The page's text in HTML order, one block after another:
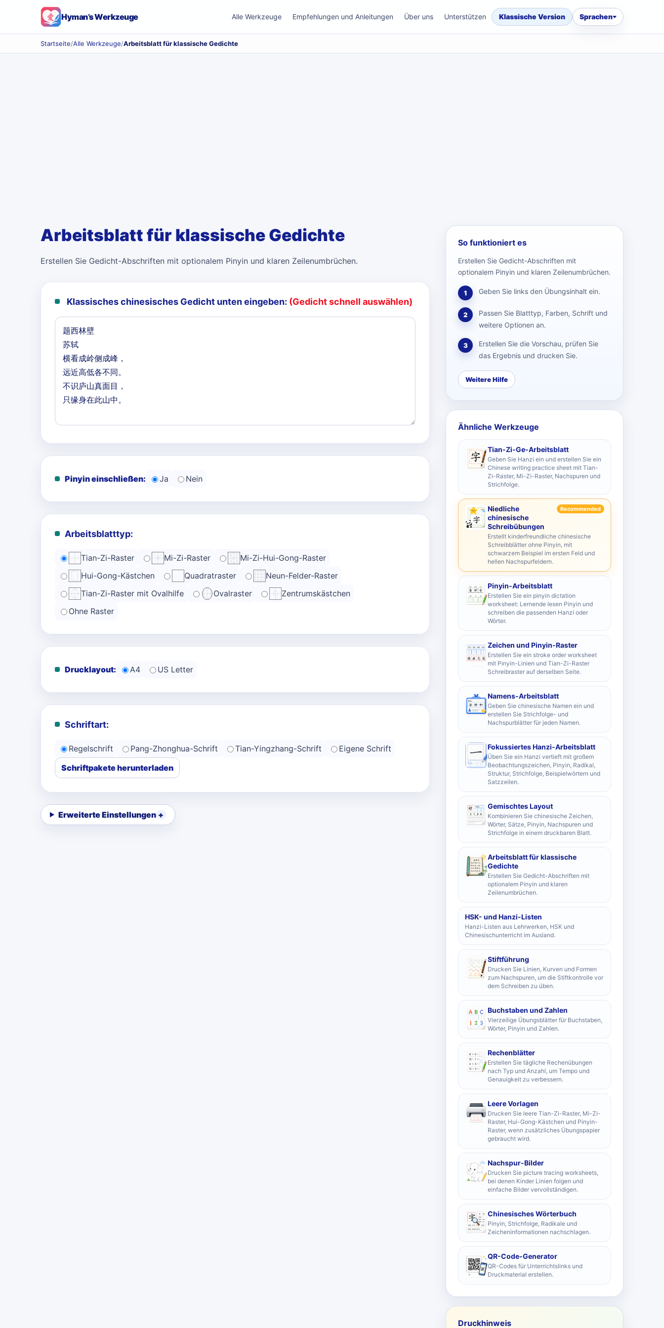
Hyman’s Werkzeuge Alle Werkzeuge Empfehlungen und Anleitungen Über uns Unterstützen Klassische Version Sprachen
Startseite/Alle Werkzeuge/Arbeitsblatt für klassische Gedichte
Arbeitsblatt für klassische Gedichte
Erstellen Sie Gedicht-Abschriften mit optionalem Pinyin und klaren Zeilenumbrüchen.
Klassisches chinesisches Gedicht unten eingeben: (Gedicht schnell auswählen)
Pinyin einschließen: Ja Nein
Arbeitsblatttyp:
Tian-Zi-Raster Mi-Zi-Raster
Mi-Zi-Hui-Gong-Raster
Hui-Gong-Kästchen
Quadratraster
Neun-Felder-Raster
Tian-Zi-Raster mit Ovalhilfe
Ovalraster
Zentrumskästchen
Ohne Raster
Drucklayout: A4 US Letter
Schriftart:
Regelschrift Pang-Zhonghua-Schrift Tian-Yingzhang-Schrift
Eigene Schrift
Schriftpakete herunterladen
Erweiterte Einstellungen
So funktioniert es
Erstellen Sie Gedicht-Abschriften mit
optionalem Pinyin und klaren Zeilenumbrüchen.
1 Geben Sie links den Übungsinhalt ein.
2
Passen Sie Blatttyp, Farben, Schrift und
weitere Optionen an.
3
Erstellen Sie die Vorschau, prüfen Sie
das Ergebnis und drucken Sie.
Weitere Hilfe
Ähnliche Werkzeuge
Tian-Zi-Ge-Arbeitsblatt
Geben Sie Hanzi ein und erstellen Sie ein
Chinese writing practice sheet mit Tian-
Zi-Raster, Mi-Zi-Raster, Nachspuren und
Strichfolge.
Niedliche
chinesische
Schreibübungen
Recommended
Erstellt kinderfreundliche chinesische
Schreibblätter ohne Pinyin, mit
schwarzem Beispiel im ersten Feld und
hellen Nachspurfeldern.
Pinyin-Arbeitsblatt
Erstellen Sie ein pinyin dictation
worksheet: Lernende lesen Pinyin und
schreiben die passenden Hanzi oder
Wörter.
Zeichen und Pinyin-Raster
Erstellen Sie ein stroke order worksheet
mit Pinyin-Linien und Tian-Zi-Raster
Schreibraster auf derselben Seite.
Namens-Arbeitsblatt
Geben Sie chinesische Namen ein und
erstellen Sie Strichfolge- und
Nachspurblätter für jeden Namen.
Fokussiertes Hanzi-Arbeitsblatt
Üben Sie ein Hanzi vertieft mit großem
Beobachtungszeichen, Pinyin, Radikal,
Struktur, Strichfolge, Beispielwörtern und
Satzzeilen.
Gemischtes Layout
Kombinieren Sie chinesische Zeichen,
Wörter, Sätze, Pinyin, Nachspuren und
Strichfolge in einem druckbaren Blatt.
Arbeitsblatt für klassische
Gedichte
Erstellen Sie Gedicht-Abschriften mit
optionalem Pinyin und klaren
Zeilenumbrüchen.
HSK- und Hanzi-Listen
Hanzi-Listen aus Lehrwerken, HSK und
Chinesischunterricht im Ausland.
Stiftführung
Drucken Sie Linien, Kurven und Formen
zum Nachspuren, um die Stiftkontrolle vor
dem Schreiben zu üben.
Buchstaben und Zahlen
Vierzeilige Übungsblätter für Buchstaben,
Wörter, Pinyin und Zahlen.
Rechenblätter
Erstellen Sie tägliche Rechenübungen
nach Typ und Anzahl, um Tempo und
Genauigkeit zu verbessern.
Leere Vorlagen
Drucken Sie leere Tian-Zi-Raster, Mi-Zi-
Raster, Hui-Gong-Kästchen und Pinyin-
Raster, wenn zusätzliches Übungspapier
gebraucht wird.
Nachspur-Bilder
Drucken Sie picture tracing worksheets,
bei denen Kinder Linien folgen und
einfache Bilder vervollständigen.
Chinesisches Wörterbuch
Pinyin, Strichfolge, Radikale und
Zeicheninformationen nachschlagen.
QR-Code-Generator
QR-Codes für Unterrichtslinks und
Druckmaterial erstellen.
Druckhinweis